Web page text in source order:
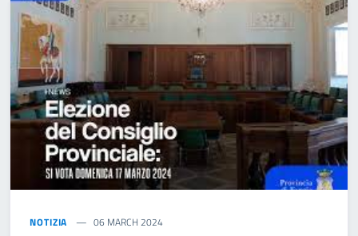
NOTIZIA 06 MARCH 2024